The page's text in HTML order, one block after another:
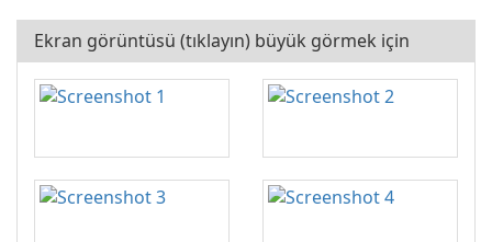
Ekran görüntüsü (tıklayın) büyük görmek için